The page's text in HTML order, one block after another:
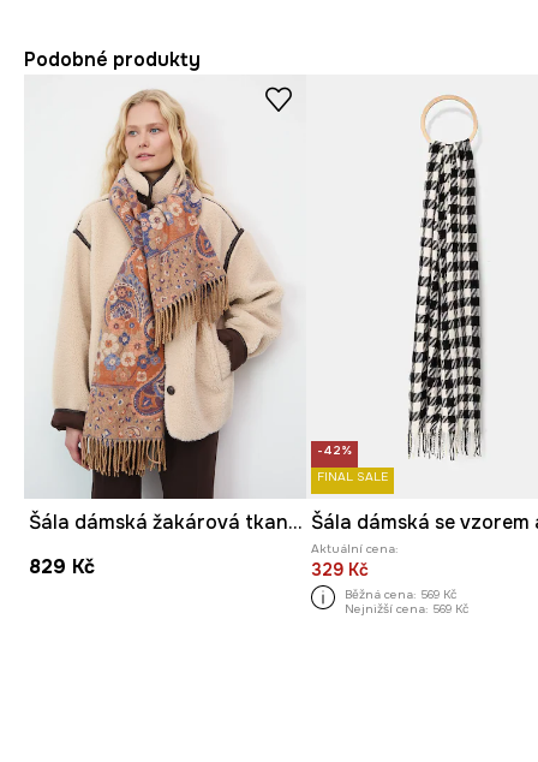
Podobné produkty
Šála dámská žakárová tkanina, se vzorem
829 Kč
-42%
FINAL SALE
Aktuální cena:
329 Kč
Běžná cena: 569 Kč
Nejnižší cena: 569 Kč